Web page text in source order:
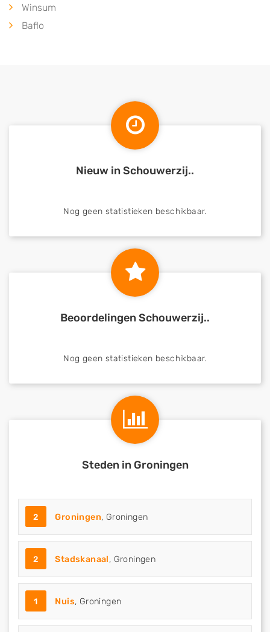
Winsum
Baflo
Nieuw in Schouwerzij..
Nog geen statistieken beschikbaar.
Beoordelingen Schouwerzij..
Nog geen statistieken beschikbaar.
Steden in Groningen
2 Groningen, Groningen
2 Stadskanaal, Groningen
1 Nuis, Groningen